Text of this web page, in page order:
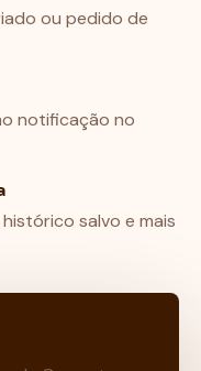
ou pedido de
notificação no
salvo e mais